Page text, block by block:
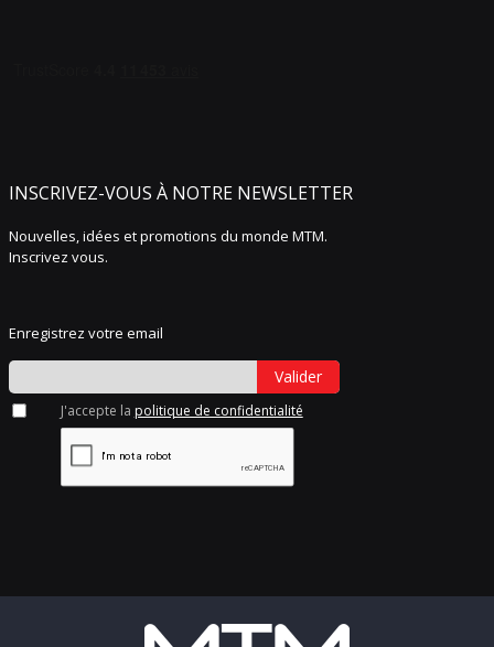
INSCRIVEZ-VOUS À NOTRE NEWSLETTER
Nouvelles, idées et promotions du monde MTM.
Inscrivez vous.
Enregistrez votre email
Valider
J'accepte la politique de confidentialité